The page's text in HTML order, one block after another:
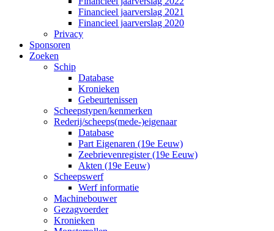
Financieel jaarverslag 2021
Financieel jaarverslag 2020
Privacy
Sponsoren
Zoeken
Schip
Database
Kronieken
Gebeurtenissen
Scheepstypen/kenmerken
Rederij/scheeps(mede-)eigenaar
Database
Part Eigenaren (19e Eeuw)
Zeebrievenregister (19e Eeuw)
Akten (19e Eeuw)
Scheepswerf
Werf informatie
Machinebouwer
Gezagvoerder
Kronieken